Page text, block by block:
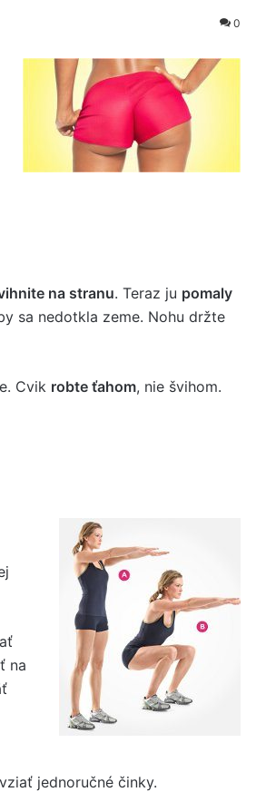
0
na stranu. Teraz ju pomaly
sa nedotkla zeme. Nohu držte
Cvik robte ťahom, nie švihom.
na
jednoručné činky.